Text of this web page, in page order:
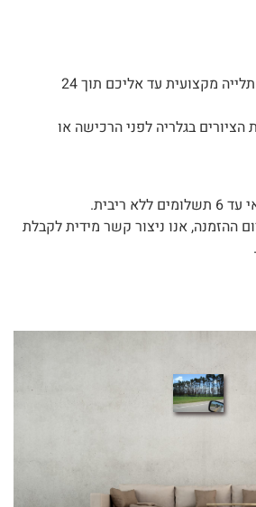
ניתן להזמין משלוח + תלייה מקצועית עד אליכם תוך 24
הציורים בגלריה לפני הרכישה או
ריבית.
ההזמנה, אנו ניצור קשר מידית לקבלת